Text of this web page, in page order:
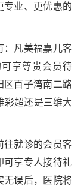
专业、更优惠的
凡美福嘉儿客
享尊贵会员待
区百子湾南二路
彩超还是三维大
就诊的会员客
可享专人接待礼
无误后，医院将